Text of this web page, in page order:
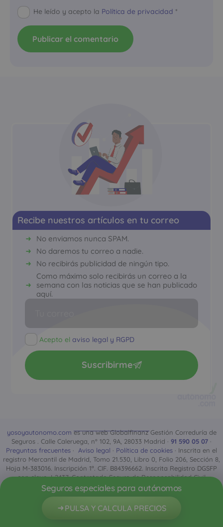
He leído y acepto la Política de privacidad *
Recibe nuestros artículos en tu correo
No enviamos nunca SPAM.
No daremos tu correo a nadie.
No recibirás publicidad de ningún tipo.
Como máximo solo recibirás un correo a la
semana con las noticias que se han publicado
aquí.
Acepto elaviso legal y RGPD
Suscribirme
yosoyautonomo.com es una web Globalfinanz Gestión Correduría de
Seguros . Calle Caleruega, nº 102, 9A, 28033 Madrid · 91 590 05 07 ·
Preguntas frecuentes · Aviso legal · Política de cookies · Inscrita en el
registro Mercantil de Madrid, Tomo 21.530, Libro 0, Folio 206, Sección 8,
Hoja M-383016. Inscripción 1ª. CIF. B84396662. Inscrita Registro DGSFP
con clave J-2437. Contratado Seguro de Responsabilidad Civil
Profesional y Seguro de Caución conforme a la normativa vigente
sobre distribución de seguros y reaseguros privados, en particular al
Real Decreto-ley 3/2020, de 4 de febrero.
Seguros especiales para autónomos
PULSA Y CALCULA PRECIOS